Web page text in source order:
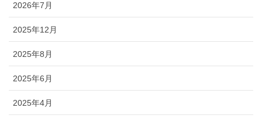
2026年7月
2025年12月
2025年8月
2025年6月
2025年4月